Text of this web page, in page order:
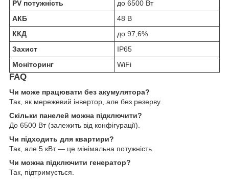
PV потужність
до 6500 Вт
АКБ
48 В
ККД
до 97,6%
Захист
IP65
Моніторинг
WiFi
FAQ
Чи може працювати без акумулятора?
Так, як мережевий інвертор, але без резерву.
Скільки панелей можна підключити?
До 6500 Вт (залежить від конфігурації).
Чи підходить для квартири?
Так, але 5 кВт — це мінімальна потужність.
Чи можна підключити генератор?
Так, підтримується.